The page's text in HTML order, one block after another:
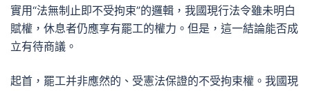
實用“法無制止即不受拘束”的邏輯，我國現行法令雖未明白
賦權，休息者仍應享有罷工的權力。但是，這一結論能否成
立有待商議。
起首，罷工并非應然的、受憲法保證的不受拘束權。我國現